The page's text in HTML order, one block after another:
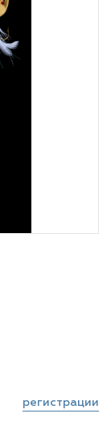
регистрации